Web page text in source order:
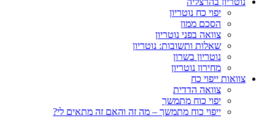
יפוי כח נוטריון
הסכם ממון
צוואה בפני נוטריון
שאלות ותשובות: נוטריון
נוטריון בשרון
מחירון נוטריון
צוואות ייפוי כח
צוואה הדדית
יפוי כוח מתמשך
ייפוי כוח מתמשך – מה זה והאם זה מתאים לי?